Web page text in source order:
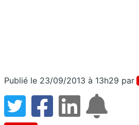
Publié le 23/09/2013 à 13h29 par